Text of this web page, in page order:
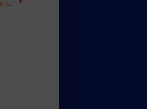
Seguro de ILT para autónomos: qué cubre y cuánto cuesta Guía práctica de tu seguro de vida: qué puedes cambiar, cuándo cancelarlo y por qué sube la prima